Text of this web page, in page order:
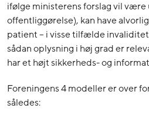
ifølge ministerens forslag vil
offentliggørelse), kan have
patient – i visse tilfælde
sådan oplysning i høj grad er
har et højt sikkerheds- og
Foreningens 4 modeller er over
således: